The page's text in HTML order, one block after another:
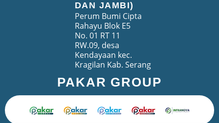
DAN JAMBI)
Perum Bumi Cipta
Rahayu Blok E5
No. 01 RT 11
RW.09, desa
Kendayaan kec.
Kragilan Kab. Serang
PAKAR GROUP